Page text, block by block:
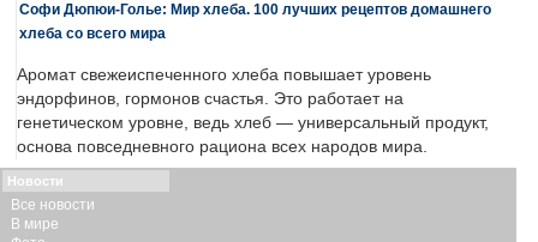
Софи Дюпюи-Голье: Мир хлеба. 100 лучших рецептов домашнего
хлеба со всего мира
Аромат свежеиспеченного хлеба повышает уровень
эндорфинов, гормонов счастья. Это работает на
генетическом уровне, ведь хлеб — универсальный продукт,
основа повседневного рациона всех народов мира.
Новости
Все новости
В мире